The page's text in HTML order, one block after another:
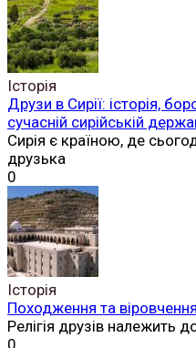
Історія
Друзи в Сирії: історія,
сучасній сирійській
Сирія є країною, де
друзька
0
Історія
Походження та
Релігія друзів належить
0